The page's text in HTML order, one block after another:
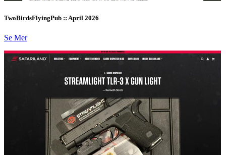
TwoBirdsFlyingPub :: April 2026
Se Mer